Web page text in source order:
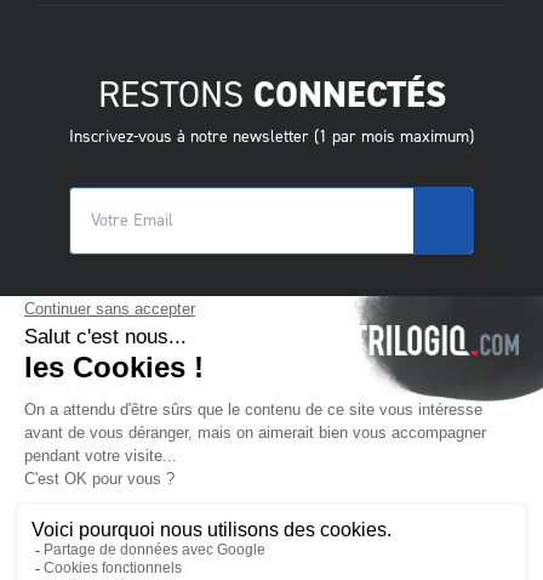
RESTONS CONNECTÉS
Inscrivez-vous à notre newsletter (1 par mois maximum)
© 2025 Trilogiq SA.
FR- Français